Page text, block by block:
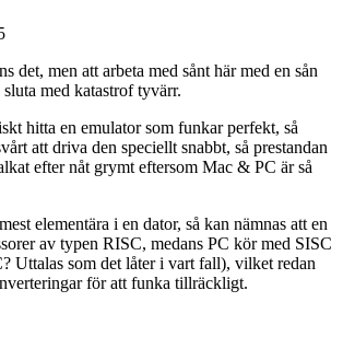
det, men att arbeta med sånt här med en sån
med katastrof tyvärr.
hitta en emulator som funkar perfekt, så
att driva den speciellt snabbt, så prestandan
efter nåt grymt eftersom Mac & PC är så
elementära i en dator, så kan nämnas att en
av typen RISC, medans PC kör med SISC
Uttalas som det låter i vart fall), vilket redan
för att funka tillräckligt.